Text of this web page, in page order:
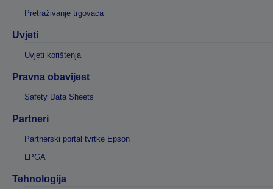
Pretraživanje trgovaca
Uvjeti
Uvjeti korištenja
Pravna obavijest
Safety Data Sheets
Partneri
Partnerski portal tvrtke Epson
LPGA
Tehnologija